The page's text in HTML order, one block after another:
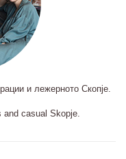
и лежерното Скопје.
casual Skopje.